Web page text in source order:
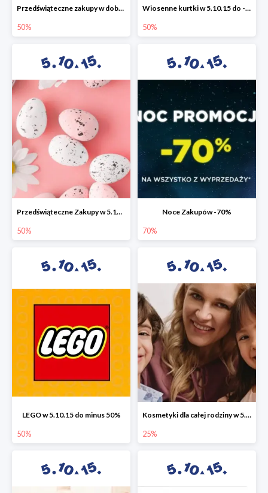
Przedświąteczne zakupy w dobrym stylu -50%
50%
Wiosenne kurtki w 5.10.15 do -50%
50%
Przedświąteczne Zakupy w 5.10.15 do -50%
50%
Noce Zakupów -70%
70%
LEGO w 5.10.15 do minus 50%
50%
Kosmetyki dla całej rodziny w 5.10.15 do -25%
25%